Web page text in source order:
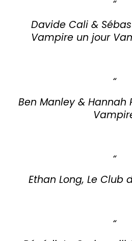
Davide Cali &
Vampire un jour
Ben Manley & Hannah
Ethan Long, Le Club